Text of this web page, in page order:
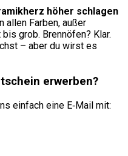
höher schlagen
allen Farben, außer
grob. Brennöfen? Klar.
– aber du wirst es
erwerben?
einfach eine E‑Mail mit: